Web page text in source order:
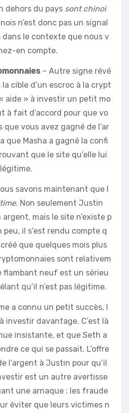
dehors du pays sont chinoi
n’est donc pas un signal
dans le contexte que nous v
en compte.
– Autre signe révé
cible d’un escroc à la crypt
aide » à investir un petit mo
à fait d’accord pour que vo
vous avez gagné de l’ar
que Masha a gagné la confi
que le site qu’elle lui
savons maintenant que l
. Non seulement Justin
argent, mais le site n’existe p
il s’est rendu compte q
que quelques mois plus
sont relativem
flambant neuf est un sérieu
qu’il n’est pas légitime.
a connu un petit succès, l
investir davantage. C’est là
insistante, et que Seth a
ce qui se passait. L’offre
l’argent à Justin pour qu’il
est un autre avertisse
une arnaque : les fraude
éviter que leurs victimes n